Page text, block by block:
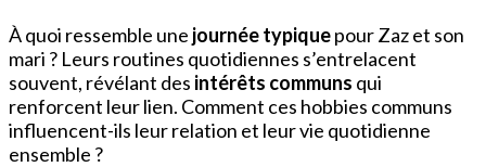
À quoi ressemble une journée typiquepour Zaz et son
mari ? Leurs routines quotidiennes s’entrelacent
souvent, révélant des intérêts communs qui
renforcent leur lien. Comment ces hobbies communs
influencent-ils leur relation et leur vie quotidienne
ensemble ?